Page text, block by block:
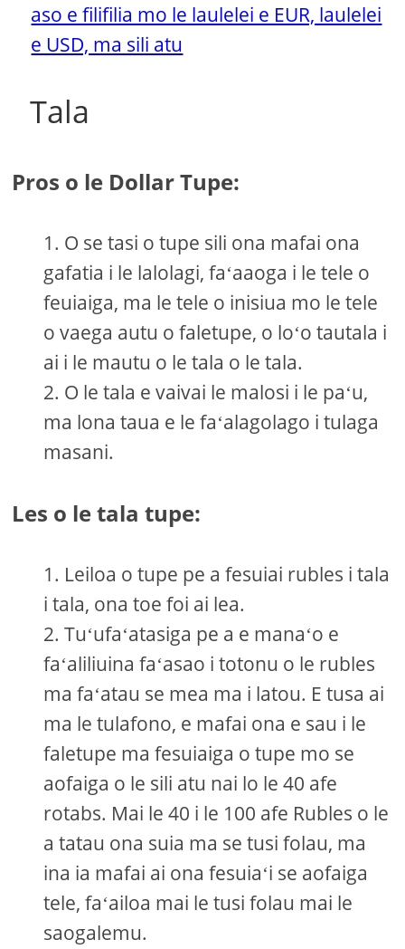
aso e filifilia mo le laulelei e EUR, laulelei
e USD, ma sili atu
Tala
Pros o le Dollar Tupe:
O se tasi o tupe sili ona mafai ona
gafatia i le lalolagi, faʻaaoga i le tele o
feuiaiga, ma le tele o inisiua mo le tele
o vaega autu o faletupe, o loʻo tautala i
ai i le mautu o le tala o le tala.
O le tala e vaivai le malosi i le paʻu,
ma lona taua e le faʻalagolago i tulaga
masani.
Les o le tala tupe:
Leiloa o tupe pe a fesuiai rubles i tala
i tala, ona toe foi ai lea.
Tuʻufaʻatasiga pe a e manaʻo e
faʻaliliuina faʻasao i totonu o le rubles
ma faʻatau se mea ma i latou. E tusa ai
ma le tulafono, e mafai ona e sau i le
faletupe ma fesuiaiga o tupe mo se
aofaiga o le sili atu nai lo le 40 afe
rotabs. Mai le 40 i le 100 afe Rubles o le
a tatau ona suia ma se tusi folau, ma
ina ia mafai ai ona fesuiaʻi se aofaiga
tele, faʻailoa mai le tusi folau mai le
saogalemu.